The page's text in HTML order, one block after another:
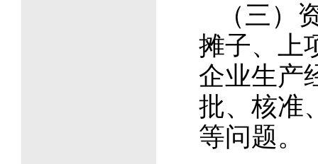
（三）
摊子、上
企业生产
批、核准
等问题。